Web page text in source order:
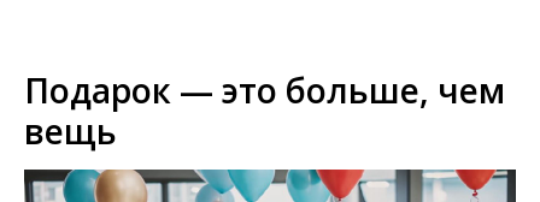
Подарок — это больше, чем
вещь